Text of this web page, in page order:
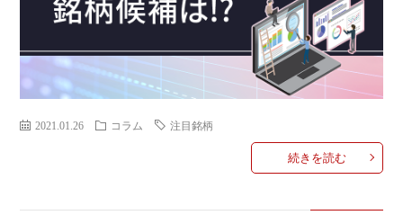
2021.01.26 コラム 注目銘柄
続きを読む